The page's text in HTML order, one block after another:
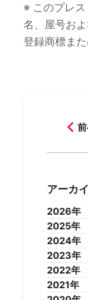
※ このプレ
名、屋号お
登録商標また
アーカ
2026年
2026
2026
2026
2025年
2025
2025
2025
2025
2024年
2024
2024
2024
2023年
2023
2023
2022年
2022
2021年